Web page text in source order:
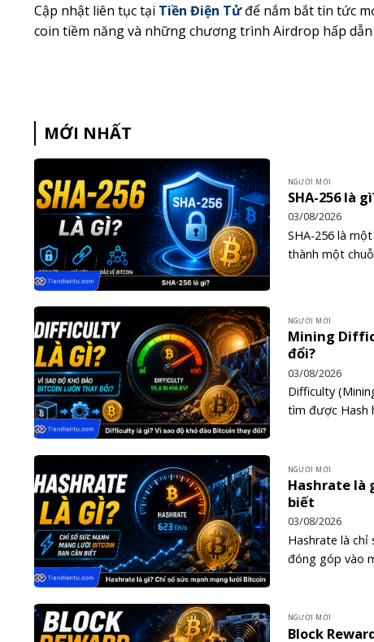
Cập nhật liên tục tại Tiền Điện Tửđể nắm bắt tin tức
coin tiềm năng và những chương trình Airdrop hấp dẫn
MỚI NHẤT
NGƯỜI MỚI
SHA-256 là
03/08/2026
SHA-256 là
thành một
NGƯỜI MỚI
Mining
đổi?
03/08/2026
Difficulty
tìm được Hash
NGƯỜI MỚI
Hashrate là
biết
03/08/2026
Hashrate là
đóng góp vào
NGƯỜI MỚI
Block